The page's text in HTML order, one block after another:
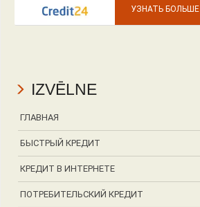
УЗНАТЬ БОЛЬШЕ
IZVĒLNE
ГЛАВНАЯ
БЫСТРЫЙ КРЕДИТ
КРЕДИТ В ИНТЕРНЕТЕ
ПОТРЕБИТЕЛЬСКИЙ КРЕДИТ